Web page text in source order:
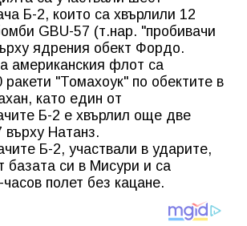
Б-2, които са хвърлили 12
GBU-57 (т.нар. "пробивачи
ядрения обект Фордо.
американския флот са
ракети "Томахоук" по обектите в
като един от
Б-2 е хвърлил още две
Натанз.
Б-2, участвали в ударите,
базата си в Мисури и са
полет без кацане.